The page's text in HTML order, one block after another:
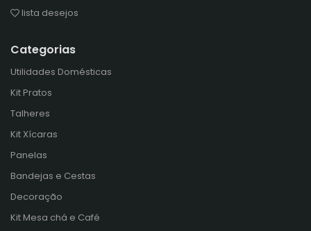
lista desejos
Categorias
Utilidades Domésticas
Kit Pratos
Talheres
Kit Xícaras
Panelas
Bandejas e Cestas
Decoração
Kit Mesa chá e Café